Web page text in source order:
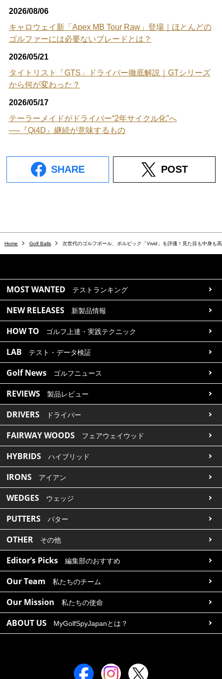
2026/08/06
キャロウェイ新「Apex MB Tour Raw」登場｜ほとんどの
ゴルファーには必要ないブレードとは？
2026/05/21
タイトリスト「GTS」ドライバー徹底解説｜GTシリーズ
から何が変わった？
2026/05/17
テーラーメイドがドライバー“2年サイクル化”へ
──『Qi4D』継続が意味するもの
SHARE POST
Home Golf Balls 次世代のゴルフボール、ボルビック「Vivid」を評価！見た目も中身も
MOST WANTED テストランキング
NEW RELEASES 新製品情報
HOW TO ゴルフ上達・実践テクニック
LAB テスト・データ検証
Golf News ゴルフニュース
REVIEWS 製品レビュー
DRIVERS ドライバー
FAIRWAY WOODS フェアウェイウッド
HYBRIDS ハイブリッド
IRONS アイアン
WEDGES ウェッジ
PUTTERS パター
OTHER その他
Editor’s Picks 編集部のおすすめ
Our Team 私たちのチーム
Our Mission 私たちの使命
ABOUT US MyGolfSpyJapanとは？